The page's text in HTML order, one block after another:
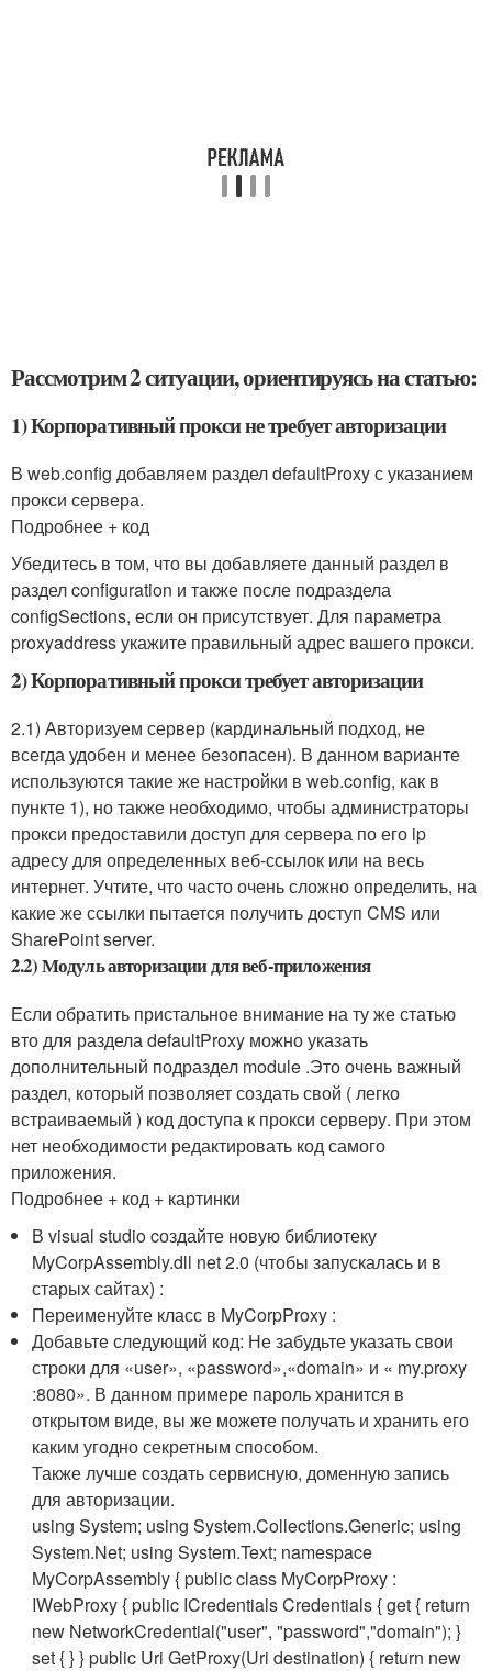
Рассмотрим 2 ситуации, ориентируясь на статью:
1) Корпоративный прокси не требует авторизации
В web.config добавляем раздел defaultProxy с указанием
прокси сервера.
Подробнее + код
Убедитесь в том, что вы добавляете данный раздел в
раздел configuration и также после подраздела
configSections, если он присутствует. Для параметра
proxyaddress укажите правильный адрес вашего прокси.
2) Корпоративный прокси требует авторизации
2.1) Авторизуем сервер (кардинальный подход, не
всегда удобен и менее безопасен). В данном варианте
используются такие же настройки в web.config, как в
пункте 1), но также необходимо, чтобы администраторы
прокси предоставили доступ для сервера по его ip
адресу для определенных веб-ссылок или на весь
интернет. Учтите, что часто очень сложно определить, на
какие же ссылки пытается получить доступ CMS или
SharePoint server.
2.2) Модуль авторизации для веб-приложения
Если обратить пристальное внимание на ту же статью
вто для раздела defaultProxy можно указать
дополнительный подраздел module .Это очень важный
раздел, который позволяет создать свой ( легко
встраиваемый ) код доступа к прокси серверу. При этом
нет необходимости редактировать код самого
приложения.
Подробнее + код + картинки
В visual studio cоздайте новую библиотеку
MyCorpAssembly.dll net 2.0 (чтобы запускалась и в
старых сайтах) :
Переименуйте класс в MyCorpProxy :
Добавьте следующий код: Не забудьте указать свои
строки для «user», «password»,«domain» и « my.proxy
:8080». В данном примере пароль хранится в
открытом виде, вы же можете получать и хранить его
каким угодно секретным способом.
Также лучше создать сервисную, доменную запись
для авторизации.
using System; using System.Collections.Generic; using
System.Net; using System.Text; namespace
MyCorpAssembly { public class MyCorpProxy :
IWebProxy { public ICredentials Credentials { get { return
new NetworkCredential("user", "password","domain"); }
set { } } public Uri GetProxy(Uri destination) { return new